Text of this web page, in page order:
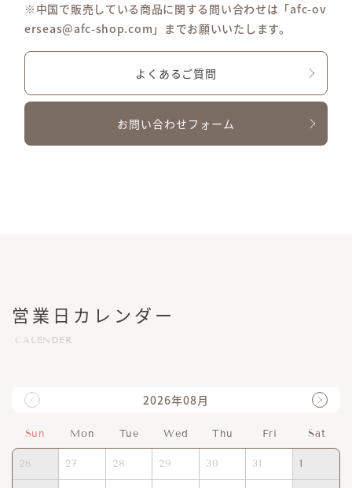
※中国で販売している商品に関する問い合わせは「afc-ov
erseas@afc-shop.com」までお願いいたします。
よくあるご質問
お問い合わせフォーム
営業日カレンダー
CALENDER
2026年08月
Sun Mon Tue Wed Thu Fri Sat
26 27 28 29 30 31 1